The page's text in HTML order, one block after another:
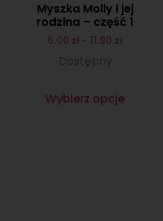
Myszka Molly i jej
rodzina – część 1
6.00 zł – 11.90 zł
Dostępny
Wybierz opcje